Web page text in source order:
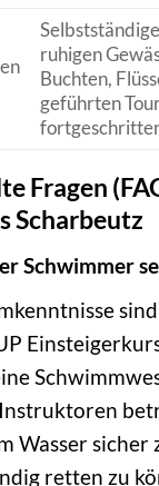
ruhigen
Buchten,
geführten
Fragen
Scharbeutz
Schwimmer
Wasser sicher
retten zu